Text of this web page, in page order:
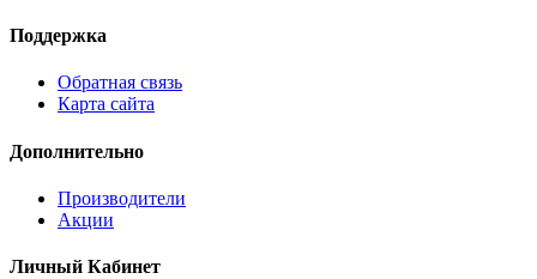
Поддержка
Обратная связь
Карта сайта
Дополнительно
Производители
Акции
Личный Кабинет